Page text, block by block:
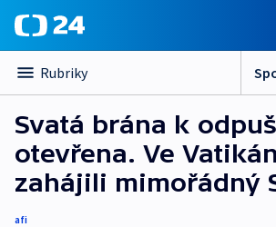
Rubriky
Svatá brána k
otevřena. Ve
zahájili mimořádný
afi